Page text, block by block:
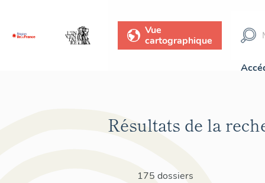
Vue
cartographique
Résultats de la
175 dossiers